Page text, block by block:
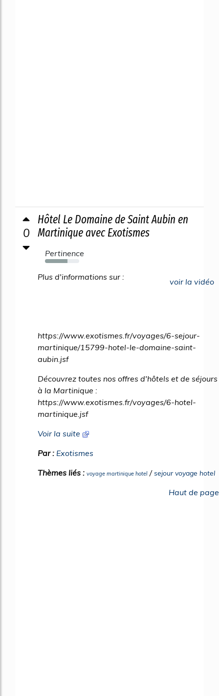
0
Hôtel Le Domaine de Saint Aubin en
Martinique avec Exotismes
Pertinence
65%
voir la vidéo
Plus d'informations sur :
https://www.exotismes.fr/voyages/6-sejour-
martinique/15799-hotel-le-domaine-saint-
aubin.jsf
Découvrez toutes nos offres d'hôtels et de séjours
à la Martinique :
https://www.exotismes.fr/voyages/6-hotel-
martinique.jsf
Voir la suite
Par : Exotismes
Thèmes liés : voyage martinique hotel /sejour voyage hotel
Haut de page